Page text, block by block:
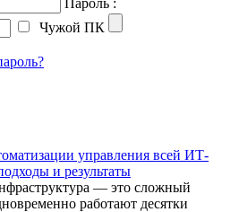
Пароль :
Чужой ПК
управления всей ИТ-
и результаты
— это сложный
работают десятки